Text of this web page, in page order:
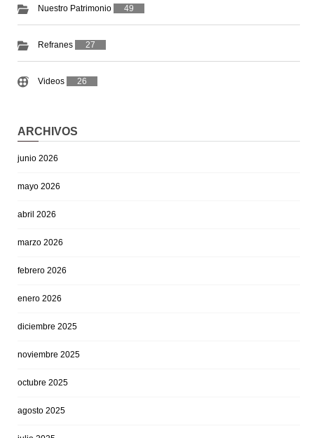
Nuestro Patrimonio 49
Refranes 27
Videos 26
ARCHIVOS
junio 2026
mayo 2026
abril 2026
marzo 2026
febrero 2026
enero 2026
diciembre 2025
noviembre 2025
octubre 2025
agosto 2025